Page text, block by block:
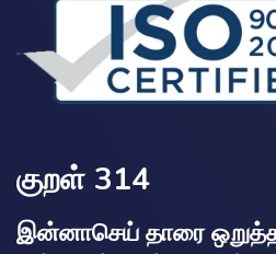
குறள் 314
இன்னாசெய் தாரை